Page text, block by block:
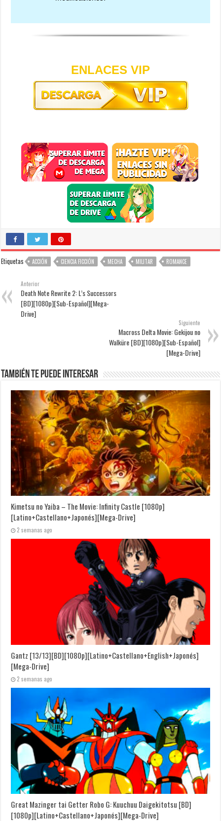
ENLACES VIP
Etiquetas ACCIÓN CIENCIA FICCIÓN MECHA MILITAR ROMANCE
Anterior
Death Note Rewrite 2: L’s Successors
[BD][1080p][Sub-Español][Mega-
Drive]
Siguiente
Macross Delta Movie: Gekijou no
Walküre [BD][1080p][Sub-Español]
[Mega-Drive]
También te puede interesar
Kimetsu no Yaiba – The Movie: Infinity Castle [1080p]
[Latino+Castellano+Japonés][Mega-Drive]
2 semanas ago
Gantz [13/13][BD][1080p][Latino+Castellano+English+Japonés]
[Mega-Drive]
2 semanas ago
Great Mazinger tai Getter Robo G: Kuuchuu Daigekitotsu [BD]
[1080p][Latino+Castellano+Japonés][Mega-Drive]